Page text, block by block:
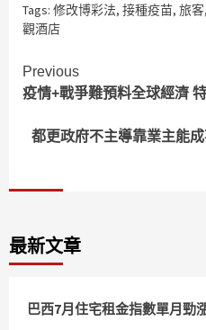
Tags: 修改博彩法, 接種疫苗, 旅客,
觀酒店
Continue
Reading
Previous
疫情+戰爭難預料全球經濟
都更政府不主導靠業主能
最新文章
巴西7月住宅租金指數單月勁